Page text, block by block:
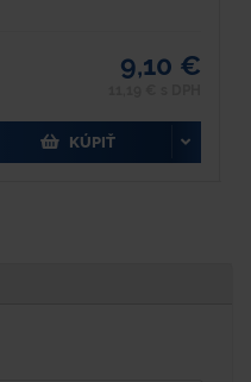
9,10 €
KÚPIŤ